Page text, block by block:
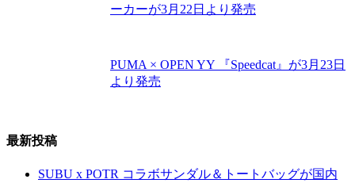
ーカーが3月22日より発売
PUMA × OPEN YY 『Speedcat』が3月23日
より発売
最新投稿
SUBU x POTR コラボサンダル＆トートバッグが国内